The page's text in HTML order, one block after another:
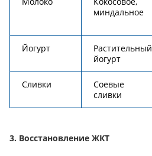
миндальное
Йогурт
Растительный
йогурт
Сливки
Соевые
сливки
3. Восстановление ЖКТ